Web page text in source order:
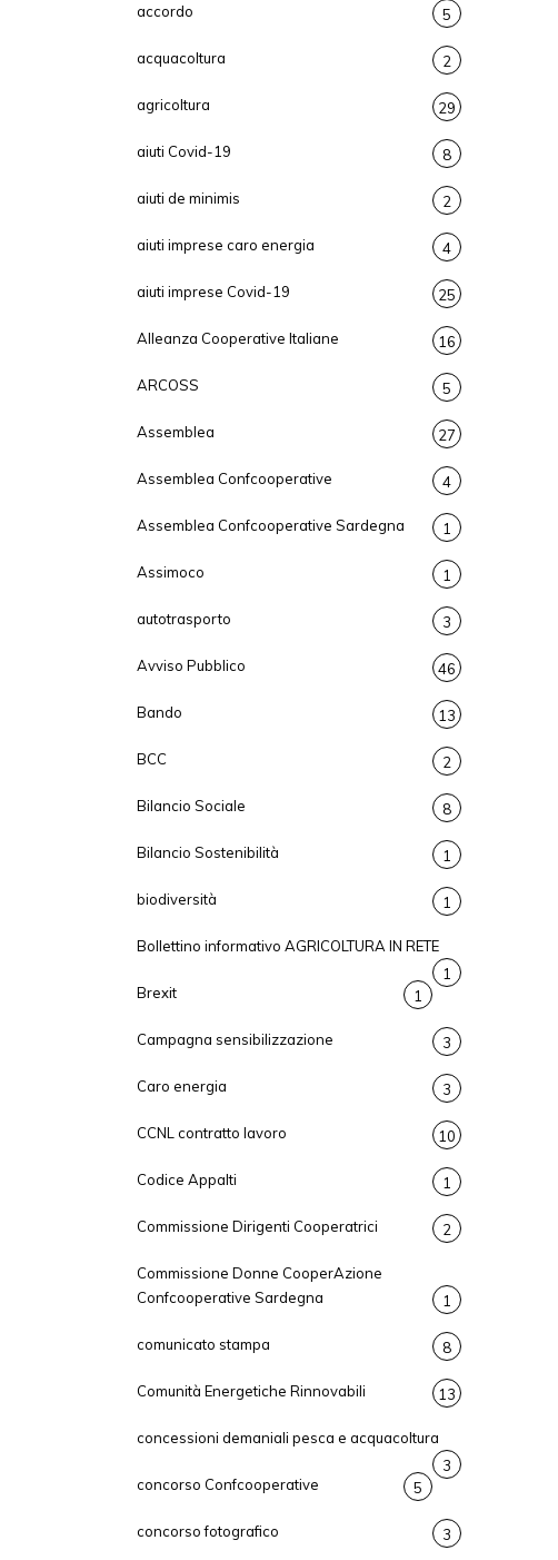
accordo 5
acquacoltura 2
agricoltura 29
aiuti Covid-19 8
aiuti de minimis 2
aiuti imprese caro energia 4
aiuti imprese Covid-19 25
Alleanza Cooperative Italiane 16
ARCOSS 5
Assemblea 27
Assemblea Confcooperative 4
Assemblea Confcooperative Sardegna 1
Assimoco 1
autotrasporto 3
Avviso Pubblico 46
Bando 13
BCC 2
Bilancio Sociale 8
Bilancio Sostenibilità 1
biodiversità 1
Bollettino informativo AGRICOLTURA IN RETE
1
Brexit
1
Campagna sensibilizzazione 3
Caro energia 3
CCNL contratto lavoro 10
Codice Appalti 1
Commissione Dirigenti Cooperatrici 2
Commissione Donne CooperAzione
Confcooperative Sardegna
1
comunicato stampa 8
Comunità Energetiche Rinnovabili 13
concessioni demaniali pesca e acquacoltura
3
concorso Confcooperative
5
concorso fotografico 3